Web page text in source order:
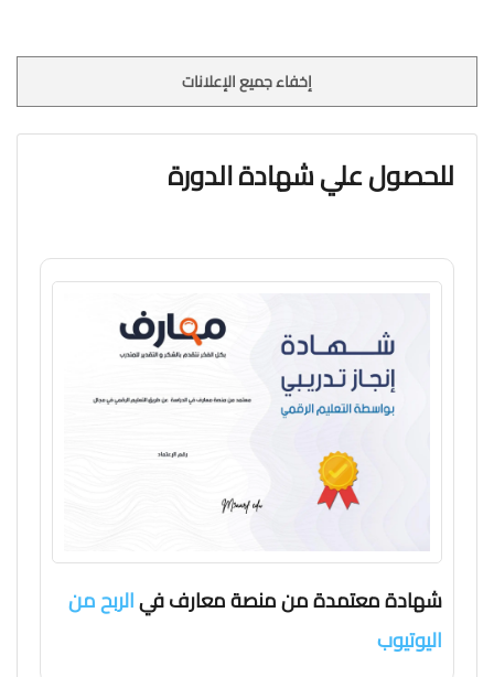
إخفاء جميع الإعلانات
للحصول علي شهادة الدورة
شهادة معتمدة من منصة معارف فيالربح من
اليوتيوب